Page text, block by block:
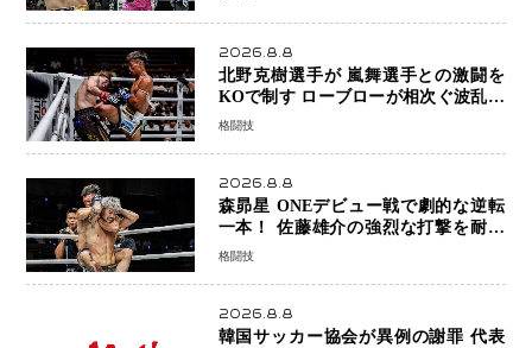
2026.8.8
北野克樹選手が 嵐舞選手との激闘を
KOで制す ローブローが相次ぐ波乱の
展開…涙の勝利「生まれてくる娘のた
格闘技
2026.8.8
森昴星 ONEデビュー戦で劇的な逆転
一本！ 佐藤雄介の強烈な打撃を耐え
抜き、リアネイキッドチョークで勝利
格闘技
2026.8.8
韓国サッカー協会が異例の謝罪 代表